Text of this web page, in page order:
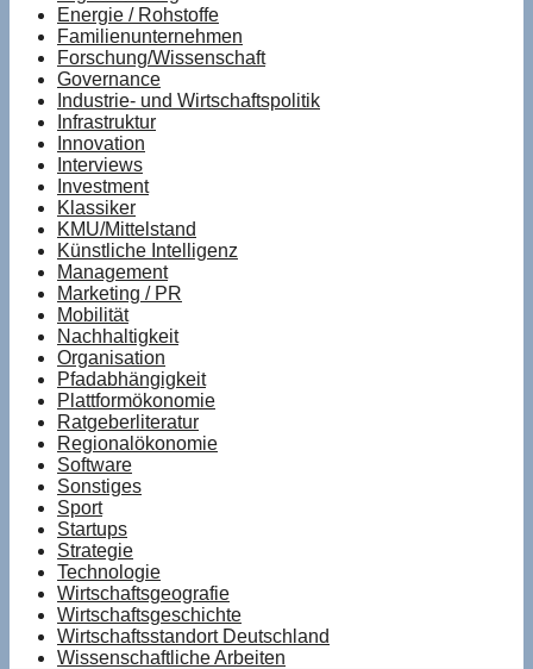
Energie / Rohstoffe
Familienunternehmen
Forschung/Wissenschaft
Governance
Industrie- und Wirtschaftspolitik
Infrastruktur
Innovation
Interviews
Investment
Klassiker
KMU/Mittelstand
Künstliche Intelligenz
Management
Marketing / PR
Mobilität
Nachhaltigkeit
Organisation
Pfadabhängigkeit
Plattformökonomie
Ratgeberliteratur
Regionalökonomie
Software
Sonstiges
Sport
Startups
Strategie
Technologie
Wirtschaftsgeografie
Wirtschaftsgeschichte
Wirtschaftsstandort Deutschland
Wissenschaftliche Arbeiten